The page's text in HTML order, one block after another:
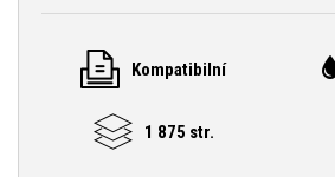
Kompatibilní
1 875 str.